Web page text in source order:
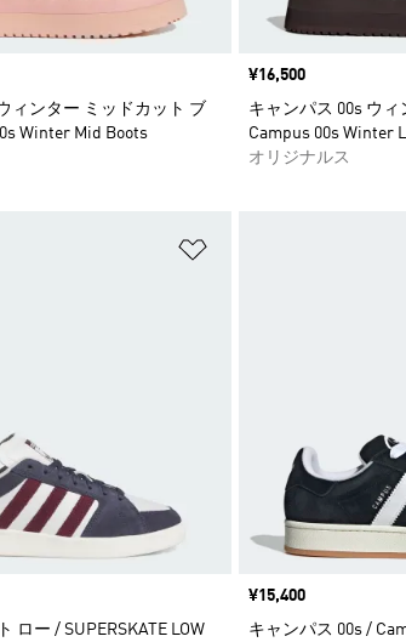
ィンター ミッドカット ブ
Winter Mid Boots
価格
¥16,500
キャンパス 00s ウ
Campus 00s Winter
オリジナルス
ロー / SUPERSKATE LOW
価格
¥15,400
キャンパス 00s /